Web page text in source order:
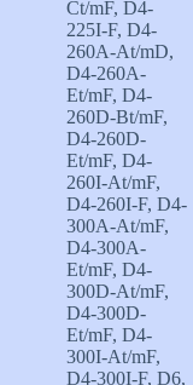
Ct/mF,D4-
225I-F,D4-
260A-At/mD,
D4-260A-
Et/mF,D4-
260D-Bt/mF,
D4-260D-
Et/mF,D4-
260I-At/mF,
D4-260I-F,D4-
300A-At/mF,
D4-300A-
Et/mF,D4-
300D-At/mF,
D4-300D-
Et/mF,D4-
300I-At/mF,
D4-300I-F,D6,